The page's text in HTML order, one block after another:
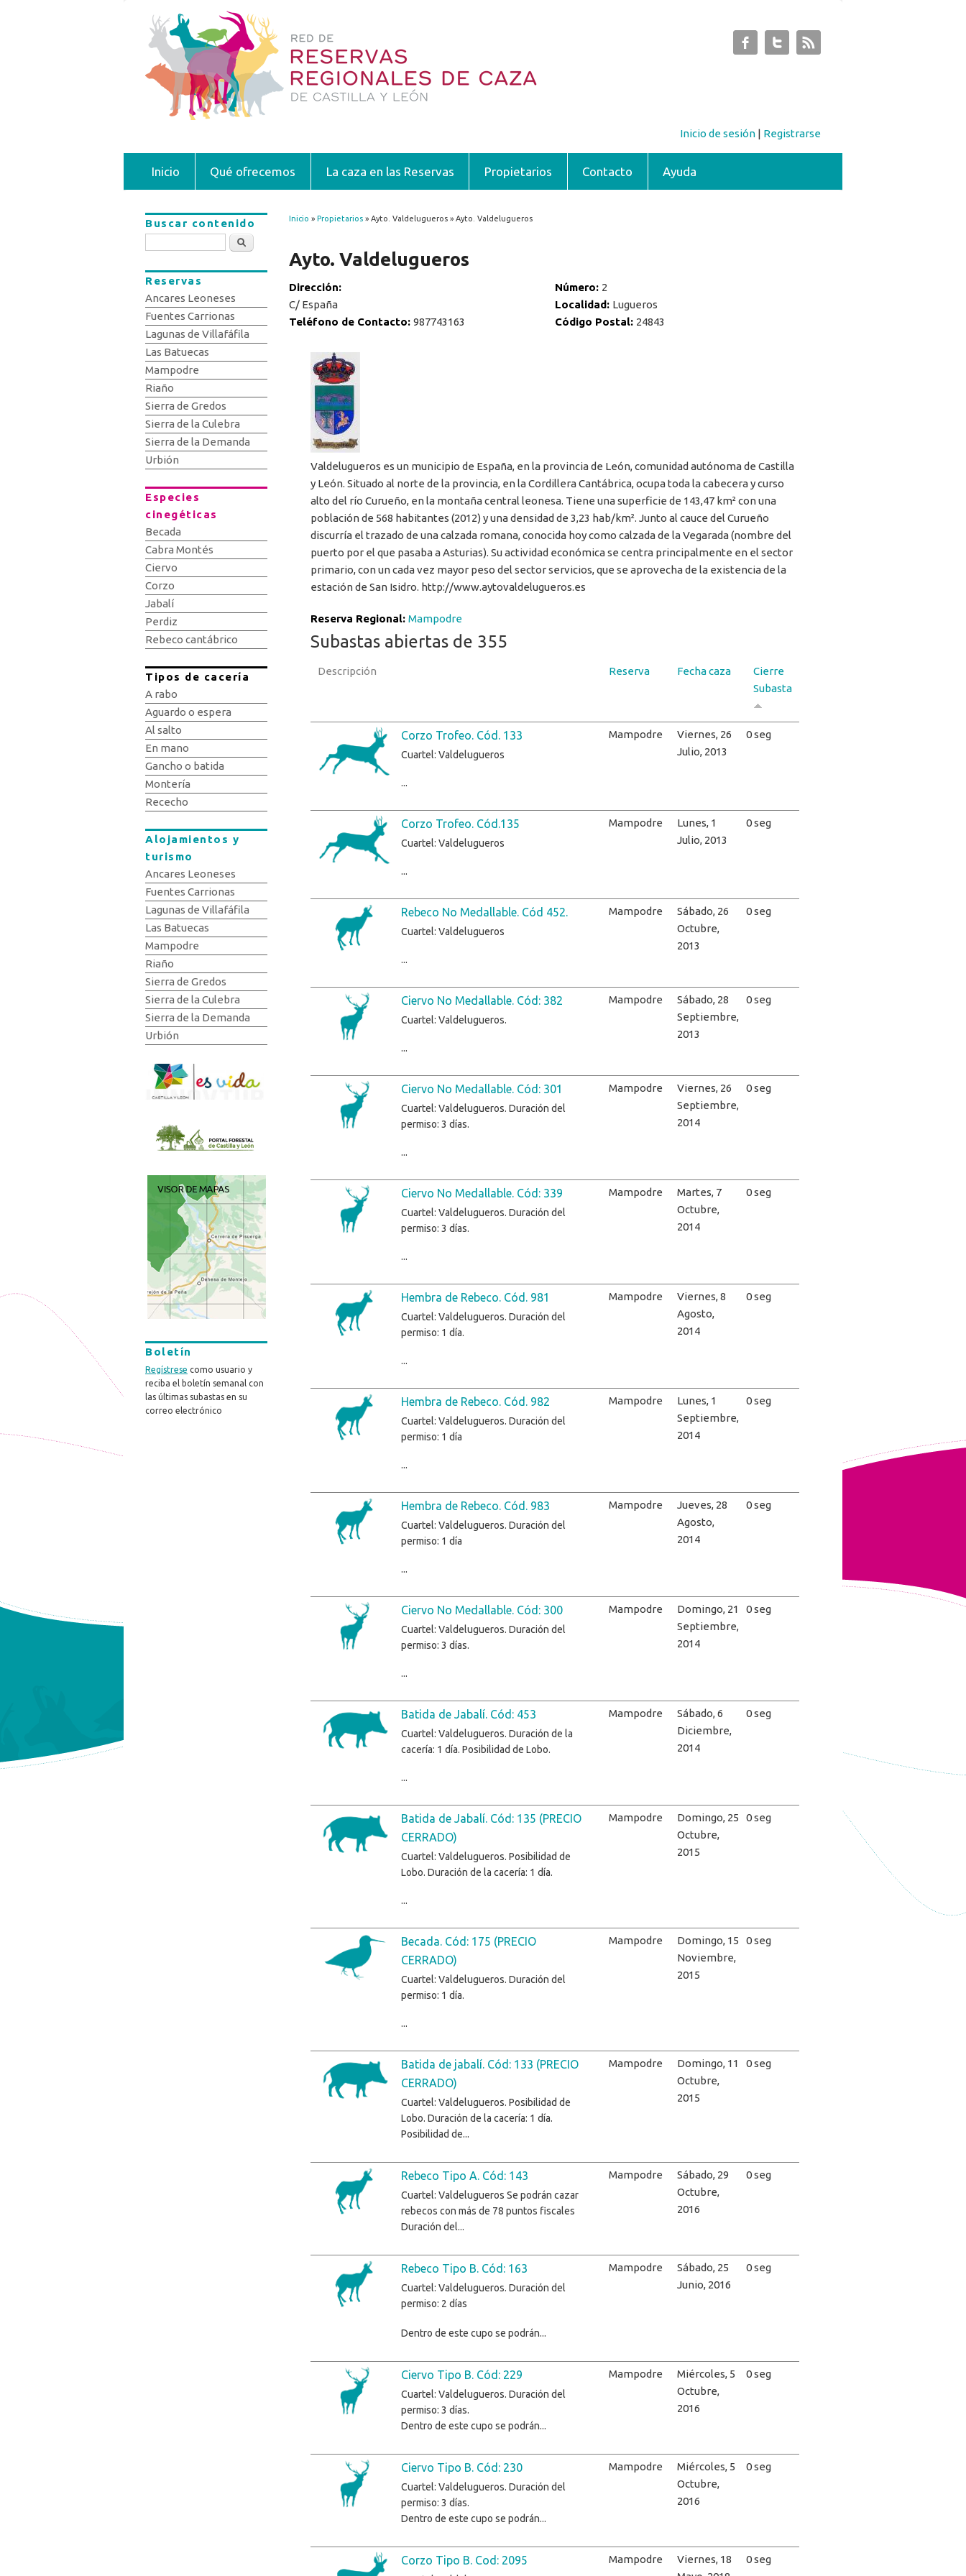
Inicio de sesión | Registrarse
Inicio Qué ofrecemos La caza en las Reservas Propietarios Contacto Ayuda
Se encuentra usted aquí
Inicio » Propietarios » Ayto. Valdelugueros » Ayto. Valdelugueros
Ayto. Valdelugueros
Dirección:
C/ España
Teléfono de Contacto: 987743163
Número: 2
Localidad: Lugueros
Código Postal: 24843
Valdelugueros es un municipio de España, en la provincia de León, comunidad autónoma de Castilla
y León. Situado al norte de la provincia, en la Cordillera Cantábrica, ocupa toda la cabecera y curso
alto del río Curueño, en la montaña central leonesa. Tiene una superficie de 143,47 km² con una
población de 568 habitantes (2012) y una densidad de 3,23 hab/km². Junto al cauce del Curueño
discurría el trazado de una calzada romana, conocida hoy como calzada de la Vegarada (nombre del
puerto por el que pasaba a Asturias). Su actividad económica se centra principalmente en el sector
primario, con un cada vez mayor peso del sector servicios, que se aprovecha de la existencia de la
estación de San Isidro. http://www.aytovaldelugueros.es
Reserva Regional: Mampodre
Subastas abiertas de 355
Descripción Reserva Fecha caza
Cierre
Subasta
Corzo Trofeo. Cód. 133
Cuartel: Valdelugueros
...
Mampodre
Viernes, 26
Julio, 2013
0 seg
Corzo Trofeo. Cód.135
Cuartel: Valdelugueros
...
Mampodre
Lunes, 1
Julio, 2013
0 seg
Rebeco No Medallable. Cód 452.
Cuartel: Valdelugueros
...
Mampodre
Sábado, 26
Octubre,
2013
0 seg
Ciervo No Medallable. Cód: 382
Cuartel: Valdelugueros.
...
Mampodre
Sábado, 28
Septiembre,
2013
0 seg
Ciervo No Medallable. Cód: 301
Cuartel: Valdelugueros. Duración del
permiso: 3 días.
...
Mampodre
Viernes, 26
Septiembre,
2014
0 seg
Ciervo No Medallable. Cód: 339
Cuartel: Valdelugueros. Duración del
permiso: 3 días.
...
Mampodre
Martes, 7
Octubre,
2014
0 seg
Hembra de Rebeco. Cód. 981
Cuartel: Valdelugueros. Duración del
permiso: 1 día.
...
Mampodre
Viernes, 8
Agosto,
2014
0 seg
Hembra de Rebeco. Cód. 982
Cuartel: Valdelugueros. Duración del
permiso: 1 día
...
Mampodre
Lunes, 1
Septiembre,
2014
0 seg
Hembra de Rebeco. Cód. 983
Cuartel: Valdelugueros. Duración del
permiso: 1 día
...
Mampodre
Jueves, 28
Agosto,
2014
0 seg
Ciervo No Medallable. Cód: 300
Cuartel: Valdelugueros. Duración del
permiso: 3 días.
...
Mampodre
Domingo, 21
Septiembre,
2014
0 seg
Batida de Jabalí. Cód: 453
Cuartel: Valdelugueros. Duración de la
cacería: 1 día. Posibilidad de Lobo.
...
Mampodre
Sábado, 6
Diciembre,
2014
0 seg
Batida de Jabalí. Cód: 135 (PRECIO
CERRADO)
Cuartel: Valdelugueros. Posibilidad de
Lobo. Duración de la cacería: 1 día.
...
Mampodre
Domingo, 25
Octubre,
2015
0 seg
Becada. Cód: 175 (PRECIO
CERRADO)
Cuartel: Valdelugueros. Duración del
permiso: 1 día.
...
Mampodre
Domingo, 15
Noviembre,
2015
0 seg
Batida de jabalí. Cód: 133 (PRECIO
CERRADO)
Cuartel: Valdelugueros. Posibilidad de
Lobo. Duración de la cacería: 1 día.
Posibilidad de...
Mampodre
Domingo, 11
Octubre,
2015
0 seg
Rebeco Tipo A. Cód: 143
Cuartel: Valdelugueros Se podrán cazar
rebecos con más de 78 puntos fiscales
Duración del...
Mampodre
Sábado, 29
Octubre,
2016
0 seg
Rebeco Tipo B. Cód: 163
Cuartel: Valdelugueros. Duración del
permiso: 2 días
Dentro de este cupo se podrán...
Mampodre
Sábado, 25
Junio, 2016
0 seg
Ciervo Tipo B. Cód: 229
Cuartel: Valdelugueros. Duración del
permiso: 3 días.
Dentro de este cupo se podrán...
Mampodre
Miércoles, 5
Octubre,
2016
0 seg
Ciervo Tipo B. Cód: 230
Cuartel: Valdelugueros. Duración del
permiso: 3 días.
Dentro de este cupo se podrán...
Mampodre
Miércoles, 5
Octubre,
2016
0 seg
Corzo Tipo B. Cod: 2095 Mampodre
Viernes, 18
0 seg
Buscar contenido
Buscar
Reservas
Ancares Leoneses
Fuentes Carrionas
Lagunas de Villafáfila
Las Batuecas
Mampodre
Riaño
Sierra de Gredos
Sierra de la Culebra
Sierra de la Demanda
Urbión
Especies
cinegéticas
Becada
Cabra Montés
Ciervo
Corzo
Jabalí
Perdiz
Rebeco cantábrico
Tipos de cacería
A rabo
Aguardo o espera
Al salto
En mano
Gancho o batida
Montería
Rececho
Alojamientos y
turismo
Ancares Leoneses
Fuentes Carrionas
Lagunas de Villafáfila
Las Batuecas
Mampodre
Riaño
Sierra de Gredos
Sierra de la Culebra
Sierra de la Demanda
Urbión
Boletín
Regístrese como usuario y
reciba el boletín semanal con
las últimas subastas en su
correo electrónico